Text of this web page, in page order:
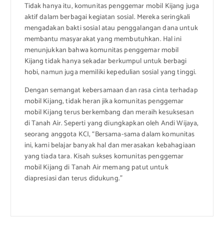
Tidak hanya itu, komunitas penggemar mobil Kijang juga
aktif dalam berbagai kegiatan sosial. Mereka seringkali
mengadakan bakti sosial atau penggalangan dana untuk
membantu masyarakat yang membutuhkan. Hal ini
menunjukkan bahwa komunitas penggemar mobil
Kijang tidak hanya sekadar berkumpul untuk berbagi
hobi, namun juga memiliki kepedulian sosial yang tinggi.
Dengan semangat kebersamaan dan rasa cinta terhadap
mobil Kijang, tidak heran jika komunitas penggemar
mobil Kijang terus berkembang dan meraih kesuksesan
di Tanah Air. Seperti yang diungkapkan oleh Andi Wijaya,
seorang anggota KCI, “Bersama-sama dalam komunitas
ini, kami belajar banyak hal dan merasakan kebahagiaan
yang tiada tara. Kisah sukses komunitas penggemar
mobil Kijang di Tanah Air memang patut untuk
diapresiasi dan terus didukung.”